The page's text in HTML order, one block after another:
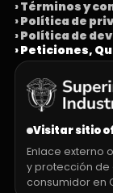
› Términos y
› Política de
› Política de
› Peticiones,
Visitar sitio
Enlace externo
y protección
consumidor en